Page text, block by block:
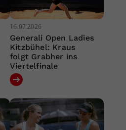
16.07.2026
Generali Open Ladies
Kitzbühel: Kraus
folgt Grabher ins
Viertelfinale